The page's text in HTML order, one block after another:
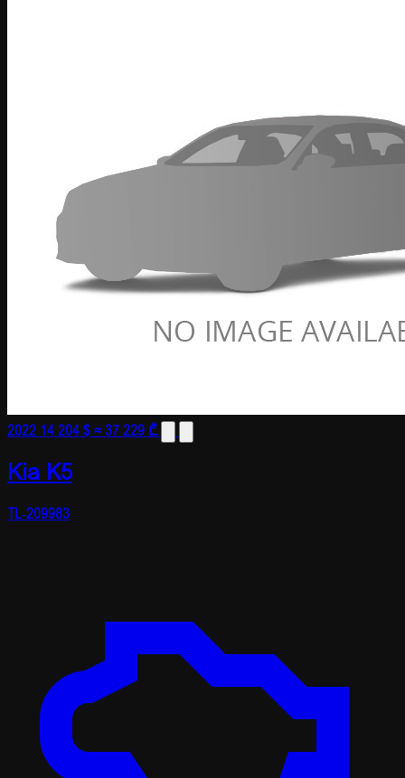
2022 14 204 $≈ 37 229 ₾
Kia K5
TL-209983